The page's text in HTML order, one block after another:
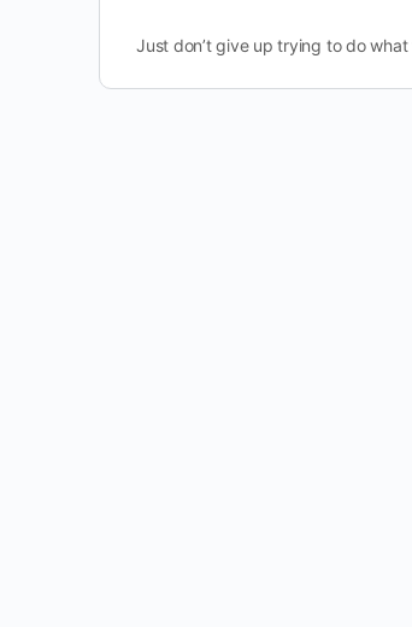
Just don’t give up trying to do